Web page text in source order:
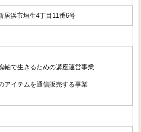
浜市垣生4丁目11番6号
軸で生きるための講座運営事業
アイテムを通信販売する事業